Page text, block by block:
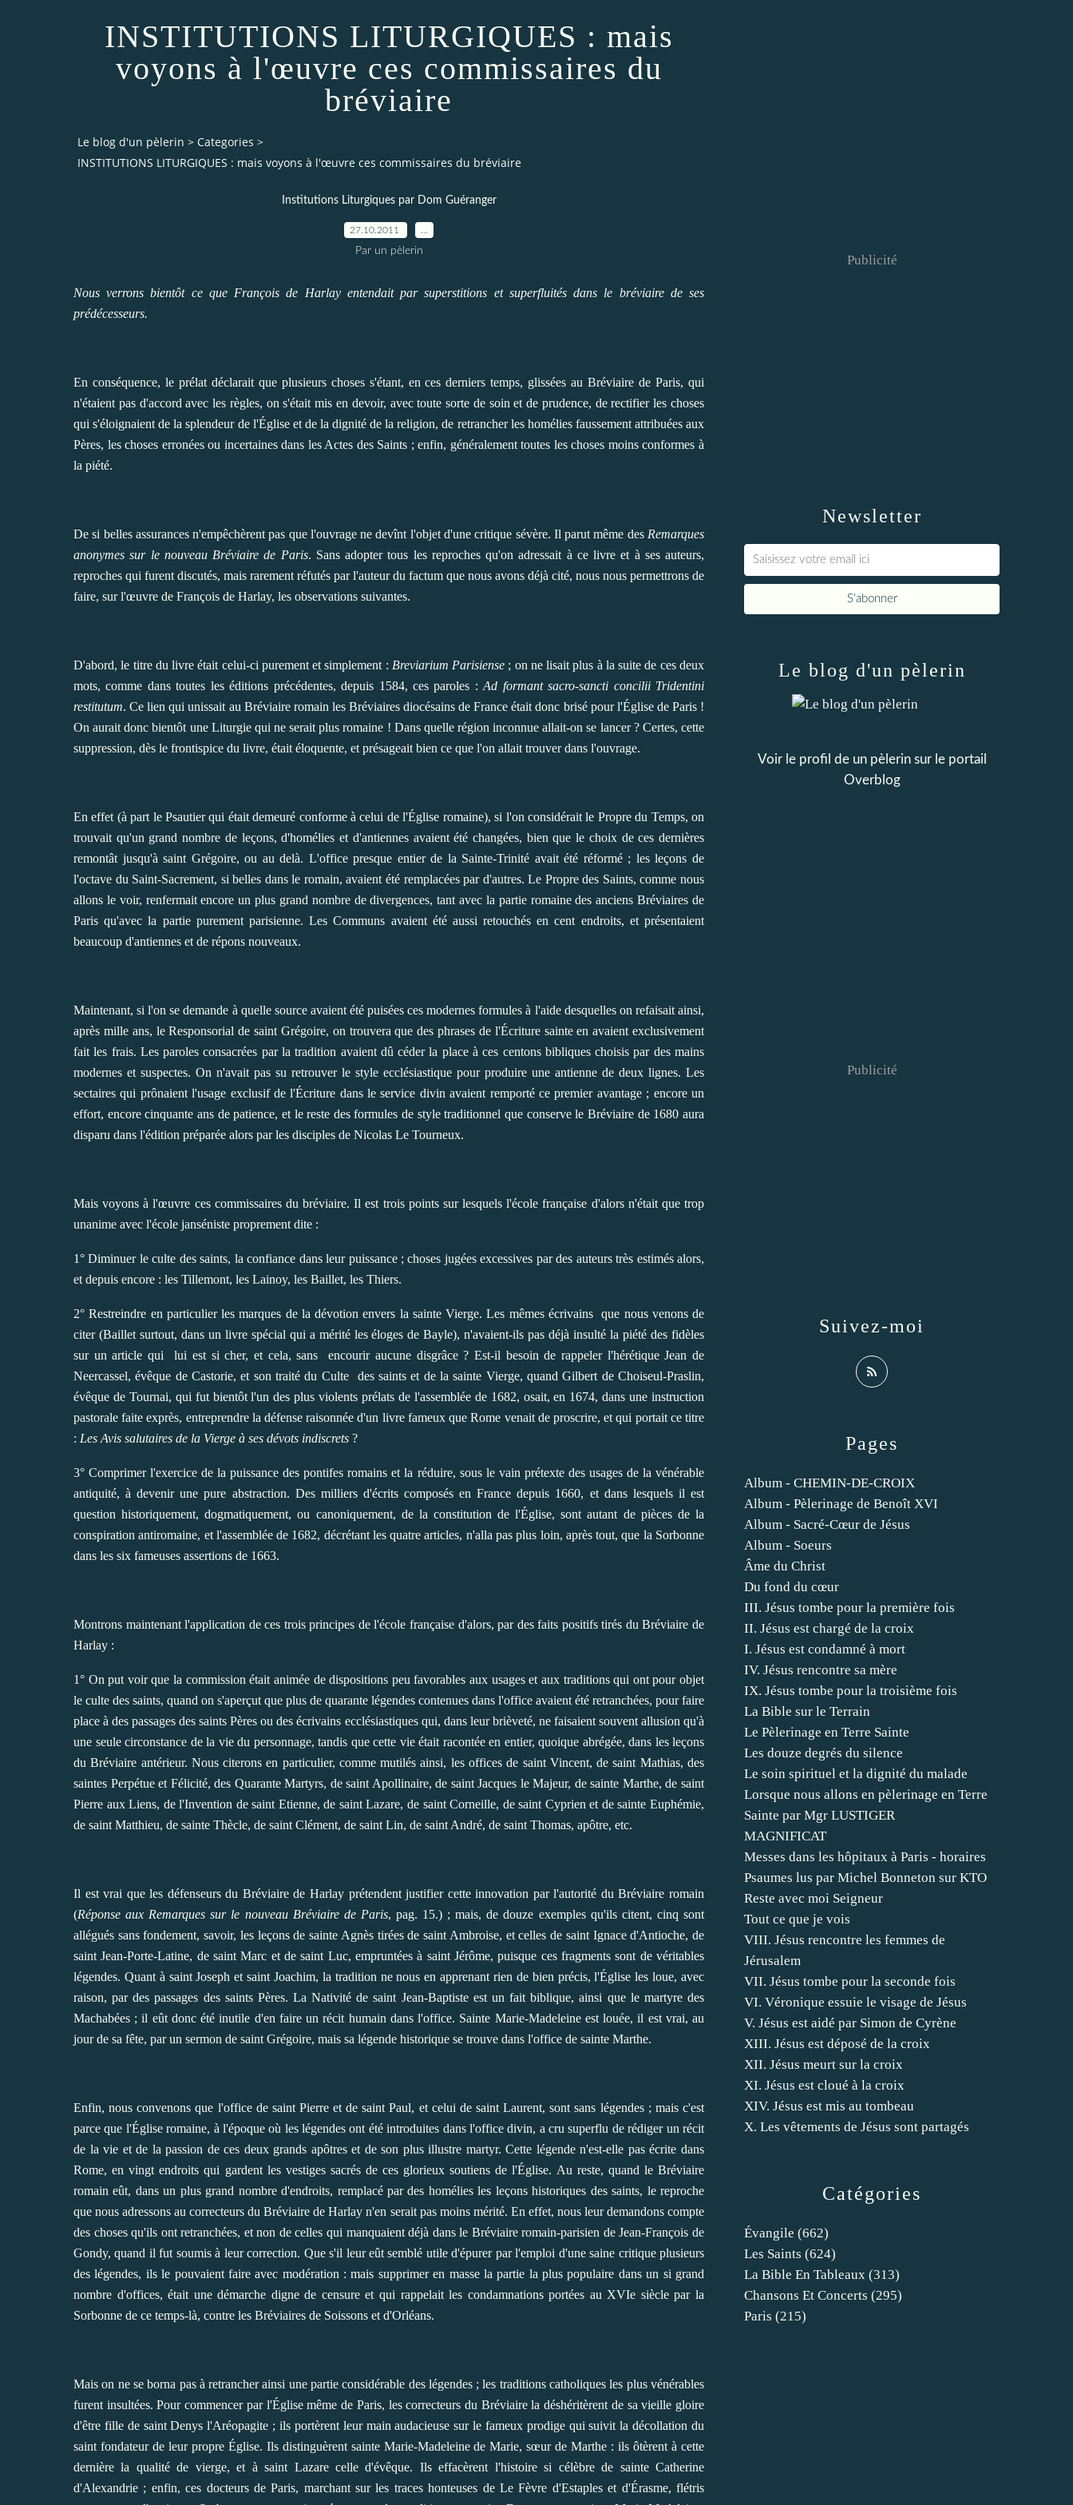
INSTITUTIONS LITURGIQUES : mais
voyons à l'œuvre ces commissaires du
bréviaire
Le blog d'un pèlerin > Categories >
INSTITUTIONS LITURGIQUES : mais voyons à l'œuvre ces commissaires du bréviaire
Institutions Liturgiques par Dom Guéranger
27.10.2011
Par un pèlerin
Nous verrons bientôt ce que François de Harlay entendait par superstitions et superfluités dans le bréviaire de ses
prédécesseurs.
En conséquence, le prélat déclarait que plusieurs choses s'étant, en ces derniers temps, glissées au Bréviaire de Paris, qui
n'étaient pas d'accord avec les règles, on s'était mis en devoir, avec toute sorte de soin et de prudence, de rectifier les choses
qui s'éloignaient de la splendeur de l'Église et de la dignité de la religion, de retrancher les homélies faussement attribuées aux
Pères, les choses erronées ou incertaines dans les Actes des Saints ; enfin, généralement toutes les choses moins conformes à
la piété.
De si belles assurances n'empêchèrent pas que l'ouvrage ne devînt l'objet d'une critique sévère. Il parut même des Remarques
anonymes sur le nouveau Bréviaire de Paris. Sans adopter tous les reproches qu'on adressait à ce livre et à ses auteurs,
reproches qui furent discutés, mais rarement réfutés par l'auteur du factum que nous avons déjà cité, nous nous permettrons de
faire, sur l'œuvre de François de Harlay, les observations suivantes.
D'abord, le titre du livre était celui-ci purement et simplement : Breviarium Parisiense ; on ne lisait plus à la suite de ces deux
mots, comme dans toutes les éditions précédentes, depuis 1584, ces paroles :Ad formant sacro-sancti concilii Tridentini
restitutum. Ce lien qui unissait au Bréviaire romain les Bréviaires diocésains de France était donc brisé pour l'Église de Paris !
On aurait donc bientôt une Liturgie qui ne serait plus romaine ! Dans quelle région inconnue allait-on se lancer ? Certes, cette
suppression, dès le frontispice du livre, était éloquente, et présageait bien ce que l'on allait trouver dans l'ouvrage.
En effet (à part le Psautier qui était demeuré conforme à celui de l'Église romaine), si l'on considérait le Propre du Temps, on
trouvait qu'un grand nombre de leçons, d'homélies et d'antiennes avaient été changées, bien que le choix de ces dernières
remontât jusqu'à saint Grégoire, ou au delà. L'office presque entier de la Sainte-Trinité avait été réformé ; les leçons de
l'octave du Saint-Sacrement, si belles dans le romain, avaient été remplacées par d'autres. Le Propre des Saints, comme nous
allons le voir, renfermait encore un plus grand nombre de divergences, tant avec la partie romaine des anciens Bréviaires de
Paris qu'avec la partie purement parisienne. Les Communs avaient été aussi retouchés en cent endroits, et présentaient
beaucoup d'antiennes et de répons nouveaux.
Maintenant, si l'on se demande à quelle source avaient été puisées ces modernes formules à l'aide desquelles on refaisait ainsi,
après mille ans, le Responsorial de saint Grégoire, on trouvera que des phrases de l'Écriture sainte en avaient exclusivement
fait les frais. Les paroles consacrées par la tradition avaient dû céder la place à ces centons bibliques choisis par des mains
modernes et suspectes. On n'avait pas su retrouver le style ecclésiastique pour produire une antienne de deux lignes. Les
sectaires qui prônaient l'usage exclusif de l'Écriture dans le service divin avaient remporté ce premier avantage ; encore un
effort, encore cinquante ans de patience, et le reste des formules de style traditionnel que conserve le Bréviaire de 1680 aura
disparu dans l'édition préparée alors par les disciples de Nicolas Le Tourneux.
Mais voyons à l'œuvre ces commissaires du bréviaire. Il est trois points sur lesquels l'école française d'alors n'était que trop
unanime avec l'école janséniste proprement dite :
1° Diminuer le culte des saints, la confiance dans leur puissance ; choses jugées excessives par des auteurs très estimés alors,
et depuis encore : les Tillemont, les Lainoy, les Baillet, les Thiers.
2° Restreindre en particulier les marques de la dévotion envers la sainte Vierge. Les mêmes écrivains que nous venons de
citer (Baillet surtout, dans un livre spécial qui a mérité les éloges de Bayle), n'avaient-ils pas déjà insulté la piété des fidèles
sur un article qui lui est si cher, et cela, sans encourir aucune disgrâce ? Est-il besoin de rappeler l'hérétique Jean de
Neercassel, évêque de Castorie, et son traité du Culte des saints et de la sainte Vierge, quand Gilbert de Choiseul-Praslin,
évêque de Tournai, qui fut bientôt l'un des plus violents prélats de l'assemblée de 1682, osait, en 1674, dans une instruction
pastorale faite exprès, entreprendre la défense raisonnée d'un livre fameux que Rome venait de proscrire, et qui portait ce titre
: Les Avis salutaires de la Vierge à ses dévots indiscrets ?
3° Comprimer l'exercice de la puissance des pontifes romains et la réduire, sous le vain prétexte des usages de la vénérable
antiquité, à devenir une pure abstraction. Des milliers d'écrits composés en France depuis 1660, et dans lesquels il est
question historiquement, dogmatiquement, ou canoniquement, de la constitution de l'Église, sont autant de pièces de la
conspiration antiromaine, et l'assemblée de 1682, décrétant les quatre articles, n'alla pas plus loin, après tout, que la Sorbonne
dans les six fameuses assertions de 1663.
Montrons maintenant l'application de ces trois principes de l'école française d'alors, par des faits positifs tirés du Bréviaire de
Harlay :
1° On put voir que la commission était animée de dispositions peu favorables aux usages et aux traditions qui ont pour objet
le culte des saints, quand on s'aperçut que plus de quarante légendes contenues dans l'office avaient été retranchées, pour faire
place à des passages des saints Pères ou des écrivains ecclésiastiques qui, dans leur brièveté, ne faisaient souvent allusion qu'à
une seule circonstance de la vie du personnage, tandis que cette vie était racontée en entier, quoique abrégée, dans les leçons
du Bréviaire antérieur. Nous citerons en particulier, comme mutilés ainsi, les offices de saint Vincent, de saint Mathias, des
saintes Perpétue et Félicité, des Quarante Martyrs, de saint Apollinaire, de saint Jacques le Majeur, de sainte Marthe, de saint
Pierre aux Liens, de l'Invention de saint Etienne, de saint Lazare, de saint Corneille, de saint Cyprien et de sainte Euphémie,
de saint Matthieu, de sainte Thècle, de saint Clément, de saint Lin, de saint André, de saint Thomas, apôtre, etc.
Il est vrai que les défenseurs du Bréviaire de Harlay prétendent justifier cette innovation par l'autorité du Bréviaire romain
(Réponse aux Remarques sur le nouveau Bréviaire de Paris, pag. 15.) ; mais, de douze exemples qu'ils citent, cinq sont
allégués sans fondement, savoir, les leçons de sainte Agnès tirées de saint Ambroise, et celles de saint Ignace d'Antioche, de
saint Jean-Porte-Latine, de saint Marc et de saint Luc, empruntées à saint Jérôme, puisque ces fragments sont de véritables
légendes. Quant à saint Joseph et saint Joachim, la tradition ne nous en apprenant rien de bien précis, l'Église les loue, avec
raison, par des passages des saints Pères. La Nativité de saint Jean-Baptiste est un fait biblique, ainsi que le martyre des
Machabées ; il eût donc été inutile d'en faire un récit humain dans l'office. Sainte Marie-Madeleine est louée, il est vrai, au
jour de sa fête, par un sermon de saint Grégoire, mais sa légende historique se trouve dans l'office de sainte Marthe.
Enfin, nous convenons que l'office de saint Pierre et de saint Paul, et celui de saint Laurent, sont sans légendes ; mais c'est
parce que l'Église romaine, à l'époque où les légendes ont été introduites dans l'office divin, a cru superflu de rédiger un récit
de la vie et de la passion de ces deux grands apôtres et de son plus illustre martyr. Cette légende n'est-elle pas écrite dans
Rome, en vingt endroits qui gardent les vestiges sacrés de ces glorieux soutiens de l'Église. Au reste, quand le Bréviaire
romain eût, dans un plus grand nombre d'endroits, remplacé par des homélies les leçons historiques des saints, le reproche
que nous adressons au correcteurs du Bréviaire de Harlay n'en serait pas moins mérité. En effet, nous leur demandons compte
des choses qu'ils ont retranchées, et non de celles qui manquaient déjà dans le Bréviaire romain-parisien de Jean-François de
Gondy, quand il fut soumis à leur correction. Que s'il leur eût semblé utile d'épurer par l'emploi d'une saine critique plusieurs
des légendes, ils le pouvaient faire avec modération : mais supprimer en masse la partie la plus populaire dans un si grand
nombre d'offices, était une démarche digne de censure et qui rappelait les condamnations portées au XVIe siècle par la
Sorbonne de ce temps-là, contre les Bréviaires de Soissons et d'Orléans.
Mais on ne se borna pas à retrancher ainsi une partie considérable des légendes ; les traditions catholiques les plus vénérables
furent insultées. Pour commencer par l'Église même de Paris, les correcteurs du Bréviaire la déshéritèrent de sa vieille gloire
d'être fille de saint Denys l'Aréopagite ; ils portèrent leur main audacieuse sur le fameux prodige qui suivit la décollation du
saint fondateur de leur propre Église. Ils distinguèrent sainte Marie-Madeleine de Marie, sœur de Marthe : ils ôtèrent à cette
dernière la qualité de vierge, et à saint Lazare celle d'évêque. Ils effacèrent l'histoire si célèbre de sainte Catherine
d'Alexandrie ; enfin, ces docteurs de Paris, marchant sur les traces honteuses de Le Fèvre d'Estaples et d'Érasme, flétris
Newsletter
Publicité
Catégories
Évangile (662)
Les Saints (624)
La Bible En Tableaux (313)
Chansons Et Concerts (295)
Paris (215)
Pages
Album - CHEMIN-DE-CROIX
Album - Pèlerinage de Benoît XVI
Album - Sacré-Cœur de Jésus
Album - Soeurs
Âme du Christ
Du fond du cœur
III. Jésus tombe pour la première fois
II. Jésus est chargé de la croix
I. Jésus est condamné à mort
IV. Jésus rencontre sa mère
IX. Jésus tombe pour la troisième fois
La Bible sur le Terrain
Le Pèlerinage en Terre Sainte
Les douze degrés du silence
Le soin spirituel et la dignité du malade
Lorsque nous allons en pèlerinage en Terre
Sainte par Mgr LUSTIGER
MAGNIFICAT
Messes dans les hôpitaux à Paris - horaires
Psaumes lus par Michel Bonneton sur KTO
Reste avec moi Seigneur
Tout ce que je vois
VIII. Jésus rencontre les femmes de
Jérusalem
VII. Jésus tombe pour la seconde fois
VI. Véronique essuie le visage de Jésus
V. Jésus est aidé par Simon de Cyrène
XIII. Jésus est déposé de la croix
XII. Jésus meurt sur la croix
XI. Jésus est cloué à la croix
XIV. Jésus est mis au tombeau
X. Les vêtements de Jésus sont partagés
Le blog d'un pèlerin
Voir le profil de un pèlerinsur le portail
Overblog
Suivez-moi
Publicité